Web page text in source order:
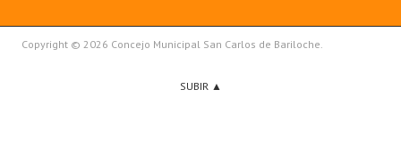
Copyright © 2026 Concejo Municipal San Carlos de Bariloche.
SUBIR ▲